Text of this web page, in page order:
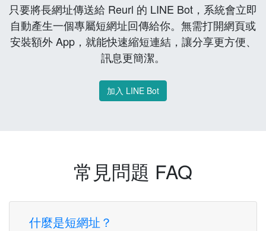
只要將長網址傳送給 Reurl 的 LINE Bot，系統會立即
自動產生一個專屬短網址回傳給你。無需打開網頁或
安裝額外 App，就能快速縮短連結，讓分享更方便、
訊息更簡潔。
加入 LINE Bot
常見問題 FAQ
什麼是短網址？